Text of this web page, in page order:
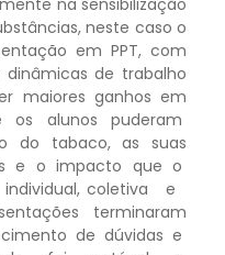
na sensibilização
neste caso o
em PPT, com
de trabalho
maiores ganhos em
os alunos puderam
do tabaco, as suas
e o impacto que o
coletiva e
terminaram
de dúvidas e